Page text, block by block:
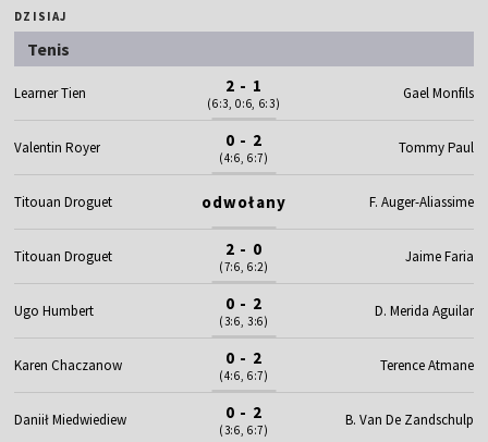
DZISIAJ
Tenis
Learner Tien 2 - 1
(6:3, 0:6, 6:3)
Gael Monfils
Valentin Royer 0 - 2
(4:6, 6:7)
Tommy Paul
Titouan Droguet odwołany F. Auger-Aliassime
Titouan Droguet 2 - 0
(7:6, 6:2)
Jaime Faria
Ugo Humbert 0 - 2
(3:6, 3:6)
D. Merida Aguilar
Karen Chaczanow 0 - 2
(4:6, 6:7)
Terence Atmane
Daniił Miedwiediew 0 - 2
(3:6, 6:7)
B. Van De Zandschulp